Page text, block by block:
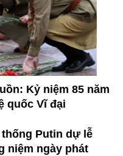
Kỷ niệm 85 năm
quốc Vĩ đại
thống Putin dự lễ
niệm ngày phát